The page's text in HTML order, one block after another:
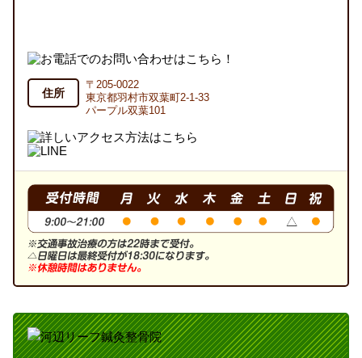
住所
〒205-0022
東京都羽村市双葉町2-1-33
パープル双葉101